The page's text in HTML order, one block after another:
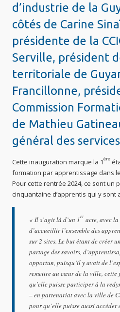
d’industrie de la
côtés de Carine
présidente de la
Serville, président
territoriale de
Francillonne,
Commission
de Mathieu
général des
Cette inauguration marque la 1ère
formation par apprentissage dans
Pour cette rentrée 2024, ce sont un
cinquantaine d’apprentis qui y sont
«Il s’agit là d’un 1er acte, avec
d’accueillir l’ensemble des
sur 2 sites. Le but étant de créer
partage des savoirs,
opportun, puisqu’il y avait de
remettre au cœur de la ville, cette
qu’elle puisse participer à la
– en partenariat avec la ville de
pour qu’elle puisse aussi accéder